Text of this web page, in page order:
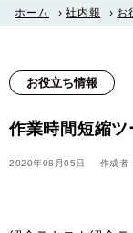
ホーム ›社内報 › お
お役立ち情報
作業時間短縮ツ
2020年08月05日 作成者